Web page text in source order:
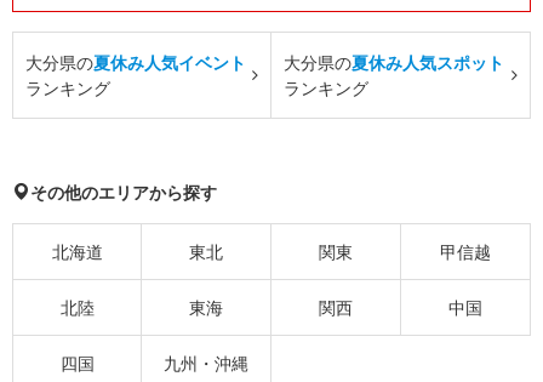
大分県の夏休み人気イベント
ランキング
大分県の夏休み人気スポット
ランキング
その他のエリアから探す
北海道 東北 関東 甲信越
北陸 東海 関西 中国
四国 九州・沖縄